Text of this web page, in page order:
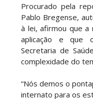
Procurado pela
Pablo Bregense,
à lei, afirmou que a
aplicação e que
Secretaria de
complexidade do
“Nós demos o
internato para os